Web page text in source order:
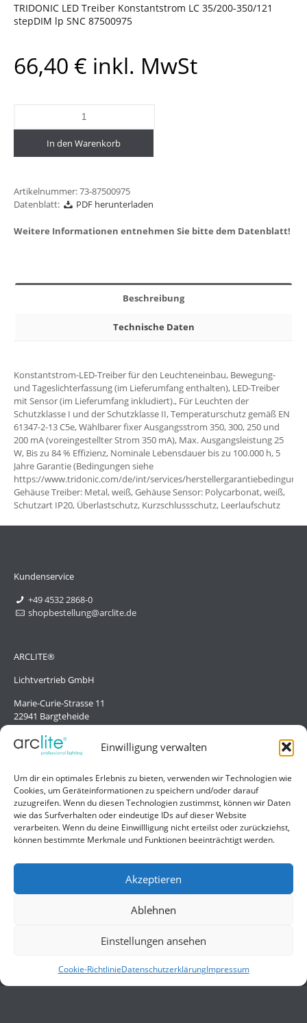
Einwilligung verwalten
Um dir ein optimales Erlebnis zu bieten, verwenden wir Technologien wie
Cookies, um Geräteinformationen zu speichern und/oder darauf
zuzugreifen. Wenn du diesen Technologien zustimmst, können wir Daten
wie das Surfverhalten oder eindeutige IDs auf dieser Website
verarbeiten. Wenn du deine Einwillligung nicht erteilst oder zurückziehst,
können bestimmte Merkmale und Funktionen beeinträchtigt werden.
Akzeptieren
Ablehnen
Einstellungen ansehen
Cookie-RichtlinieDatenschutzerklärungImpressum
TRIDONIC LED Treiber Konstantstrom LC 35/200-350/121
stepDIM lp SNC 87500975
66,40 € inkl. MwSt
In den Warenkorb
Artikelnummer:73-87500975
Datenblatt:
PDF herunterladen
Weitere Informationen entnehmen Sie bitte dem Datenblatt!
Beschreibung
Technische Daten
Konstantstrom-LED-Treiber für den Leuchteneinbau, Bewegung-
und Tageslichterfassung (im Lieferumfang enthalten), LED-Treiber
mit Sensor (im Lieferumfang inkludiert)., Für Leuchten der
Schutzklasse I und der Schutzklasse II, Temperaturschutz gemäß EN
61347-2-13 C5e, Wählbarer fixer Ausgangsstrom 350, 300, 250 und
200 mA (voreingestellter Strom 350 mA), Max. Ausgangsleistung 25
W, Bis zu 84 % Effizienz, Nominale Lebensdauer bis zu 100.000 h, 5
Jahre Garantie (Bedingungen siehe
https://www.tridonic.com/de/int/services/
Gehäuse Treiber: Metal, weiß, Gehäuse Sensor: Polycarbonat, weiß,
Schutzart IP20, Überlastschutz, Kurzschlussschutz, Leerlaufschutz
Kundenservice
+49 4532 2868-0
shopbestellung@arclite.de
ARCLITE®
Lichtvertrieb GmbH
Marie-Curie-Strasse 11
22941 Bargteheide
Deutschland/Germany
Hilfe
Liefer- und Zahlungsbedingungen
Kontakt